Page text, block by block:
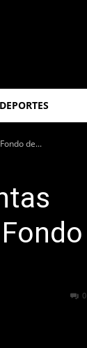
DEPORTES
de...
0